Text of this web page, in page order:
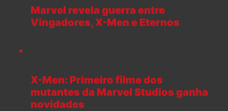
Marvel revela guerra entre
Vingadores, X-Men e Eternos
X-Men: Primeiro filme dos
mutantes da Marvel Studios ganha
novidades